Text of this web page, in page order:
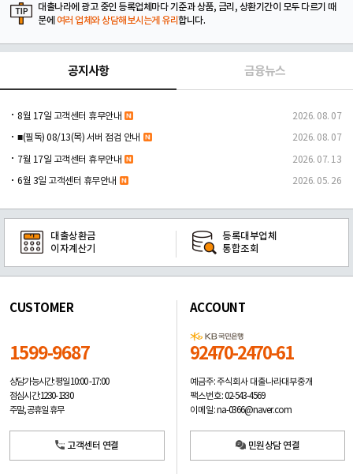
대출나라에 광고 중인 등록업체마다 기준과 상품, 금리, 상환기간이 모두 다르기 때
문에 여러 업체와 상담해보시는게 유리합니다.
공지사항 금융뉴스
8월 17일 고객센터 휴무안내 2026. 08. 07
■(필독) 08/13(목) 서버 점검 안내 2026. 08. 07
7월 17일 고객센터 휴무안내 2026. 07. 13
6월 3일 고객센터 휴무안내 2026. 05. 26
대출상환금
이자계산기
등록대부업체
통합조회
CUSTOMER
1599-9687
상담가능시간: 평일10:00 -17:00
점심시간: 12:30 - 13:30
주말, 공휴일 휴무
고객센터 연결
ACCOUNT
92470-2470-61
예금주: 주식회사 대출나라대부중개
팩스번호: 02-543-4569
이메일: na-0366@naver.com
민원상담 연결